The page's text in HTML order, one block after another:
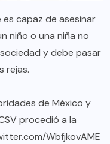
capaz de asesinar
niño o una niña no
y debe pasar
rejas.
de México y
procedió a la
WbfjkovAME